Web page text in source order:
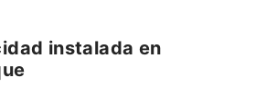
instalada en